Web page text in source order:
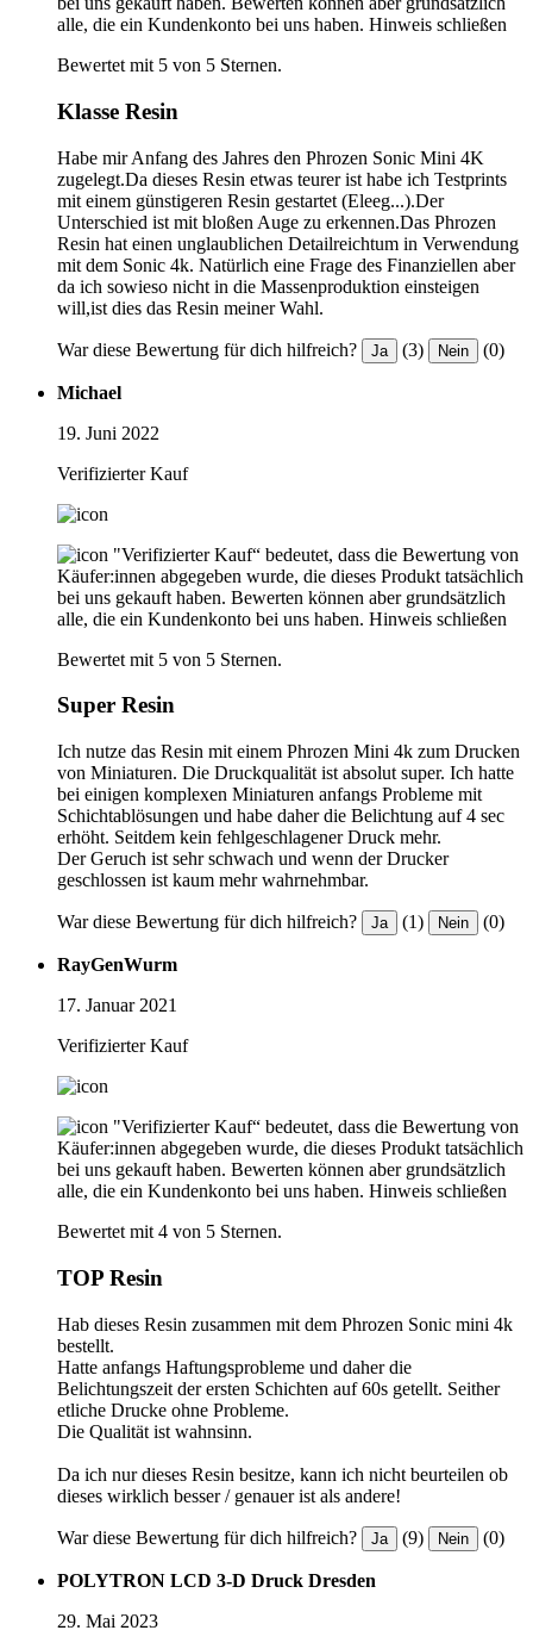
alle, die ein Kundenkonto bei uns haben. Hinweis schließen
Bewertet mit 5 von 5 Sternen.
Klasse Resin
Habe mir Anfang des Jahres den Phrozen Sonic Mini 4K
zugelegt.Da dieses Resin etwas teurer ist habe ich Testprints
mit einem günstigeren Resin gestartet (Eleeg...).Der
Unterschied ist mit bloßen Auge zu erkennen.Das Phrozen
Resin hat einen unglaublichen Detailreichtum in Verwendung
mit dem Sonic 4k. Natürlich eine Frage des Finanziellen aber
da ich sowieso nicht in die Massenproduktion einsteigen
will,ist dies das Resin meiner Wahl.
War diese Bewertung für dich hilfreich? Ja (3) Nein (0)
Michael
19. Juni 2022
Verifizierter Kauf
"Verifizierter Kauf“ bedeutet, dass die Bewertung von
Käufer:innen abgegeben wurde, die dieses Produkt tatsächlich
bei uns gekauft haben. Bewerten können aber grundsätzlich
alle, die ein Kundenkonto bei uns haben. Hinweis schließen
Bewertet mit 5 von 5 Sternen.
Super Resin
Ich nutze das Resin mit einem Phrozen Mini 4k zum Drucken
von Miniaturen. Die Druckqualität ist absolut super. Ich hatte
bei einigen komplexen Miniaturen anfangs Probleme mit
Schichtablösungen und habe daher die Belichtung auf 4 sec
erhöht. Seitdem kein fehlgeschlagener Druck mehr.
Der Geruch ist sehr schwach und wenn der Drucker
geschlossen ist kaum mehr wahrnehmbar.
War diese Bewertung für dich hilfreich? Ja (1) Nein (0)
RayGenWurm
17. Januar 2021
Verifizierter Kauf
"Verifizierter Kauf“ bedeutet, dass die Bewertung von
Käufer:innen abgegeben wurde, die dieses Produkt tatsächlich
bei uns gekauft haben. Bewerten können aber grundsätzlich
alle, die ein Kundenkonto bei uns haben. Hinweis schließen
Bewertet mit 4 von 5 Sternen.
TOP Resin
Hab dieses Resin zusammen mit dem Phrozen Sonic mini 4k
bestellt.
Hatte anfangs Haftungsprobleme und daher die
Belichtungszeit der ersten Schichten auf 60s getellt. Seither
etliche Drucke ohne Probleme.
Die Qualität ist wahnsinn.
Da ich nur dieses Resin besitze, kann ich nicht beurteilen ob
dieses wirklich besser / genauer ist als andere!
War diese Bewertung für dich hilfreich? Ja (9) Nein (0)
POLYTRON LCD 3-D Druck Dresden
29. Mai 2023